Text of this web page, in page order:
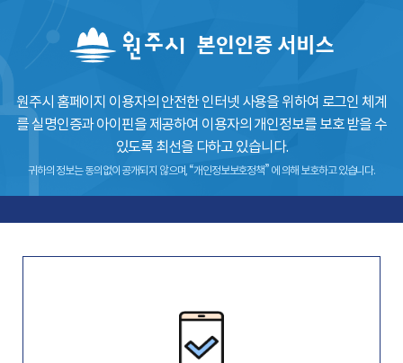
원주시 홈페이지 이용자의 안전한 인터넷 사용을 위하여 로그인 체계
를실명인증과 아이핀을 제공하여 이용자의 개인정보를 보호 받을 수
있도록 최선을 다하고 있습니다.
귀하의 정보는 동의없이 공개되지 않으며, “개인정보보호정책” 에 의해 보호하고 있습니다.